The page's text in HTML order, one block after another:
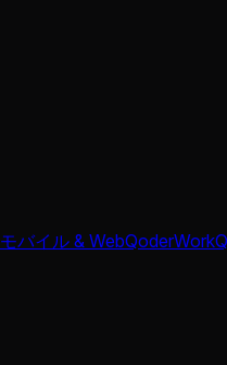
モバイル & WebQoderWork